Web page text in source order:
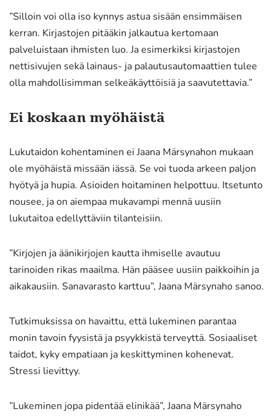
”Silloin voi olla iso kynnys astua sisään ensimmäisen
kerran. Kirjastojen pitääkin jalkautua kertomaan
palveluistaan ihmisten luo. Ja esimerkiksi kirjastojen
nettisivujen sekä lainaus- ja palautusautomaattien tulee
olla mahdollisimman selkeäkäyttöisiä ja saavutettavia.”
Ei koskaan myöhäistä
Lukutaidon kohentaminen ei Jaana Märsynahon mukaan
ole myöhäistä missään iässä. Se voi tuoda arkeen paljon
hyötyä ja hupia. Asioiden hoitaminen helpottuu. Itsetunto
nousee, ja on aiempaa mukavampi mennä uusiin
lukutaitoa edellyttäviin tilanteisiin.
”Kirjojen ja äänikirjojen kautta ihmiselle avautuu
tarinoiden rikas maailma. Hän pääsee uusiin paikkoihin ja
aikakausiin. Sanavarasto karttuu”, Jaana Märsynaho sanoo.
Tutkimuksissa on havaittu, että lukeminen parantaa
monin tavoin fyysistä ja psyykkistä terveyttä. Sosiaaliset
taidot, kyky empatiaan ja keskittyminen kohenevat.
Stressi lievittyy.
”Lukeminen jopa pidentää elinikää”, Jaana Märsynaho